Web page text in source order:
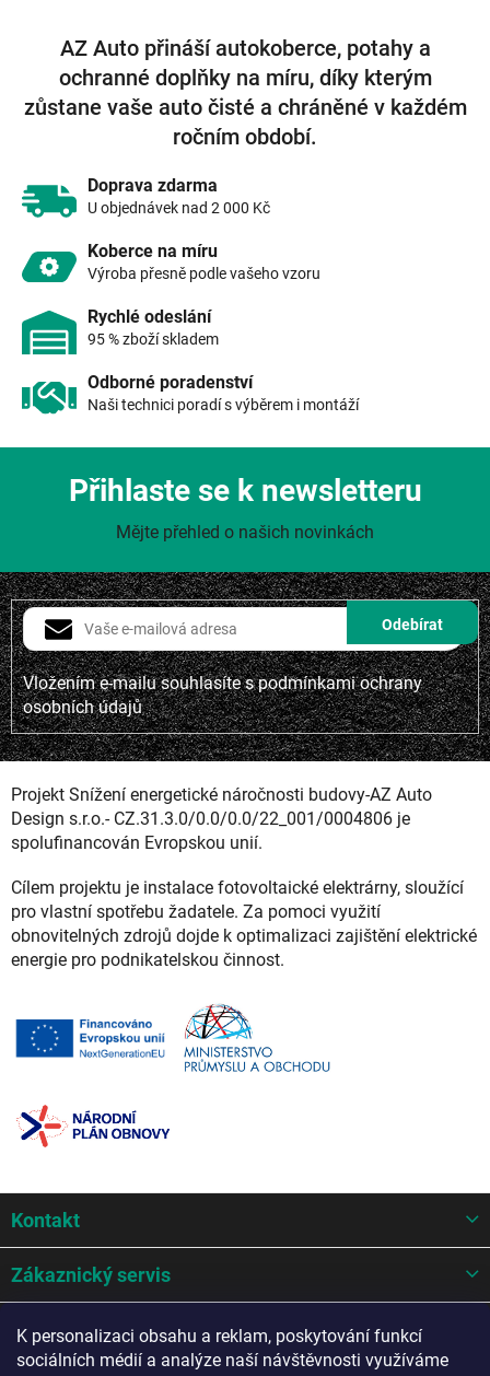
K personalizaci obsahu a reklam, poskytování funkcí
sociálních médií a analýze naší návštěvnosti využíváme
í
p
r
v
k
p
u
n
í
AZ Auto přináší autokoberce, potahy a
ochranné doplňky na míru, díky kterým
zůstane vaše auto čisté a chráněné v každém
ročním období.
Doprava zdarma
U objednávek nad 2 000 Kč
Koberce na míru
Výroba přesně podle vašeho vzoru
Rychlé odeslání
95 % zboží skladem
Odborné poradenství
Naši technici poradí s výběrem i montáží
Vložením e-mailu souhlasíte spodmínkami ochrany
osobních údajů
Přihlaste se k newsletteru
Mějte přehled o našich novinkách
Projekt Snížení energetické náročnosti budovy-AZ Auto
Design s.r.o.- CZ.31.3.0/0.0/0.0/22_001/0004806 je
spolufinancován Evropskou unií.
Cílem projektu je instalace fotovoltaické elektrárny, sloužící
pro vlastní spotřebu žadatele. Za pomoci využití
obnovitelných zdrojů dojde k optimalizaci zajištění elektrické
energie pro podnikatelskou činnost.
p
t
Kontakt
Zákaznický servis
Mohlo by se hodit